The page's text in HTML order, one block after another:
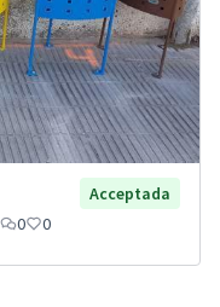
Acceptada
0 0